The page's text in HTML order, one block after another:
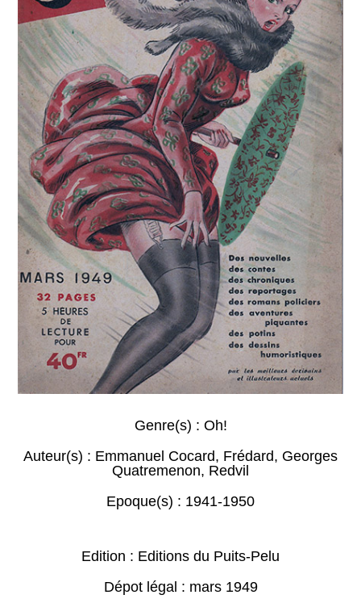
Genre(s) : Oh!
Auteur(s) : Emmanuel Cocard, Frédard, Georges
Quatremenon, Redvil
Epoque(s) : 1941-1950
Edition : Editions du Puits-Pelu
Dépot légal : mars 1949